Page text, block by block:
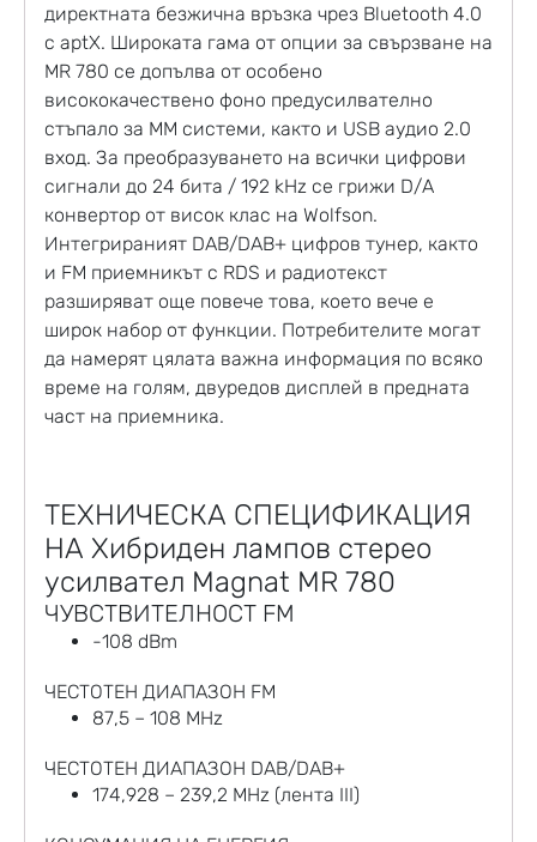
директната безжична връзка чрез Bluetooth 4.0
с aptX. Широката гама от опции за свързване на
MR 780 се допълва от особено
висококачествено фоно предусилвателно
стъпало за MM системи, както и USB аудио 2.0
вход. За преобразуването на всички цифрови
сигнали до 24 бита / 192 kHz се грижи D/A
конвертор от висок клас на Wolfson.
Интегрираният DAB/DAB+ цифров тунер, както
и FM приемникът с RDS и радиотекст
разширяват още повече това, което вече е
широк набор от функции. Потребителите могат
да намерят цялата важна информация по всяко
време на голям, двуредов дисплей в предната
част на приемника.
ТЕХНИЧЕСКА СПЕЦИФИКАЦИЯ
НА Хибриден лампов стерео
усилвател Magnat MR 780
ЧУВСТВИТЕЛНОСТ FM
-108 dBm
ЧЕСТОТЕН ДИАПАЗОН FM
87,5 – 108 MHz
ЧЕСТОТЕН ДИАПАЗОН DAB/DAB+
174,928 – 239,2 MHz (лента III)